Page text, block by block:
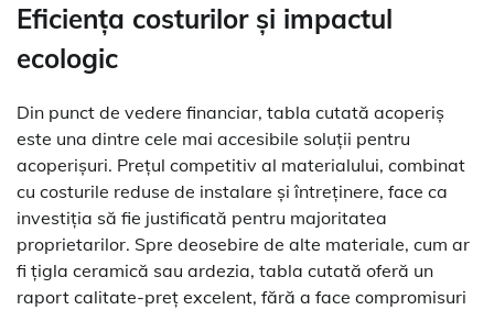
Eficiența costurilor și impactul
ecologic
Din punct de vedere financiar, tabla cutată acoperiș
este una dintre cele mai accesibile soluții pentru
acoperișuri. Prețul competitiv al materialului, combinat
cu costurile reduse de instalare și întreținere, face ca
investiția să fie justificată pentru majoritatea
proprietarilor. Spre deosebire de alte materiale, cum ar
fi țigla ceramică sau ardezia, tabla cutată oferă un
raport calitate-preț excelent, fără a face compromisuri